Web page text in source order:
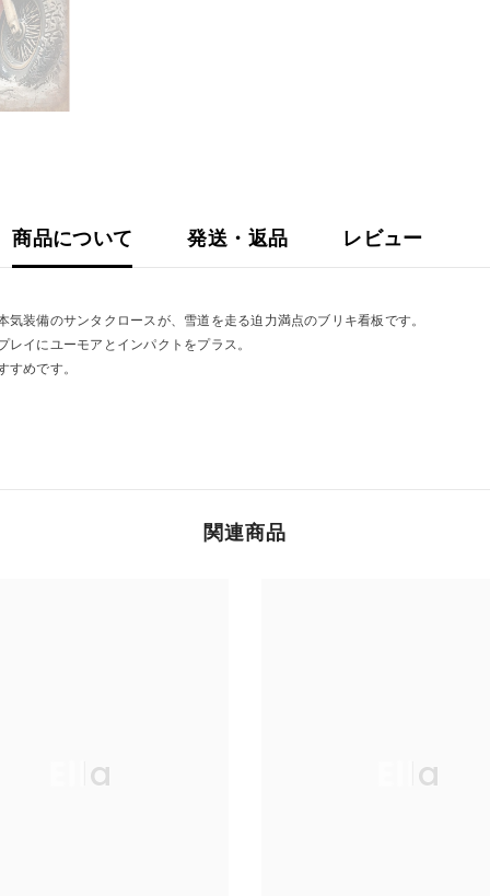
商品について 発送・返品 レビュー
装備のサンタクロースが、雪道を走る迫力満点のブリキ看板です。
イにユーモアとインパクトをプラス。
めです。
関連商品
Ella Ella